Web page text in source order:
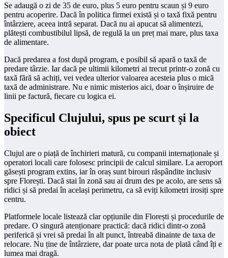
Se adaugă o zi de 35 de euro, plus 5 euro pentru scaun și 9 euro
pentru acoperire. Dacă în politica firmei există și o taxă fixă pentru
întârziere, aceea intră separat. Dacă nu ai apucat să alimentezi,
plătești combustibilul lipsă, de regulă la un preț mai mare, plus taxa
de alimentare.
Dacă predarea a fost după program, e posibil să apară o taxă de
predare târzie. Iar dacă pe ultimii kilometri ai trecut printr-o zonă cu
taxă fără să achiți, vei vedea ulterior valoarea acesteia plus o mică
taxă de administrare. Nu e nimic misterios aici, doar o înșiruire de
linii pe factură, fiecare cu logica ei.
Specificul Clujului, spus pe scurt și la
obiect
Clujul are o piață de închirieri matură, cu companii internaționale și
operatori locali care folosesc principii de calcul similare. La aeroport
găsești program extins, iar în oraș sunt birouri răspândite inclusiv
spre Florești. Dacă stai în zonă sau ai drum des pe acolo, are sens să
ridici și să predai în același perimetru, ca să eviți kilometri irosiți spre
centru.
Platformele locale listează clar opțiunile din Florești și procedurile de
predare. O singură atenționare practică: dacă ridici dintr-o zonă
periferică și vrei să predai în alt punct, întreabă dinainte de taxa de
relocare. Nu ține de întârziere, dar poate urca nota de plată când îți e
lumea mai dragă.